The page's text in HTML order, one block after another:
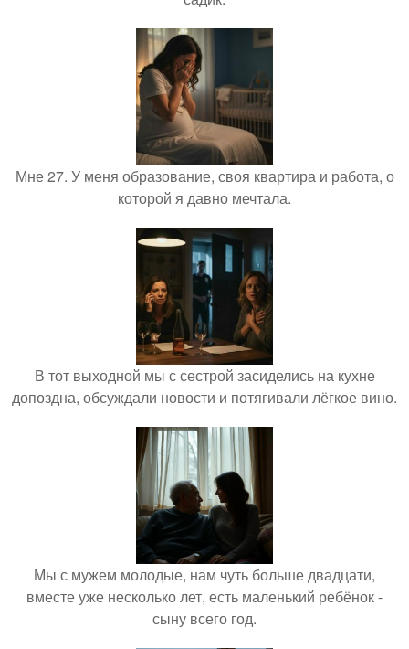
Мне 27. У меня образование, своя квартира и работа, о
которой я давно мечтала.
В тот выходной мы с сестрой засиделись на кухне
допоздна, обсуждали новости и потягивали лёгкое вино.
Мы с мужем молодые, нам чуть больше двадцати,
вместе уже несколько лет, есть маленький ребёнок -
сыну всего год.